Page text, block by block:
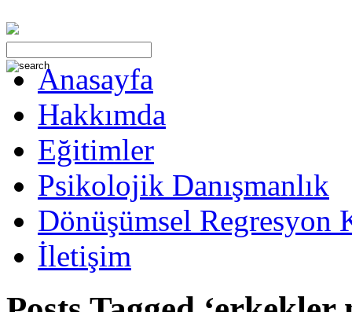
Anasayfa
Hakkımda
Eğitimler
Psikolojik Danışmanlık
Dönüşümsel Regresyon
İletişim